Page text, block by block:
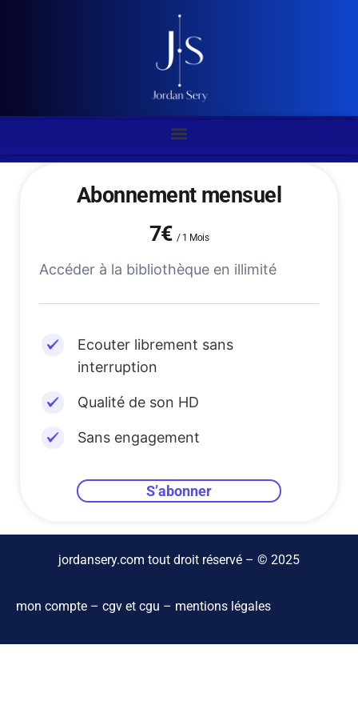
Abonnement mensuel
7€ / 1 Mois
Accéder à la bibliothèque en illimité
Ecouter librement sans
interruption
Qualité de son HD
Sans engagement
S’abonner
jordansery.com tout droit réservé – © 2025
mon compte – cgv et cgu – mentions légales